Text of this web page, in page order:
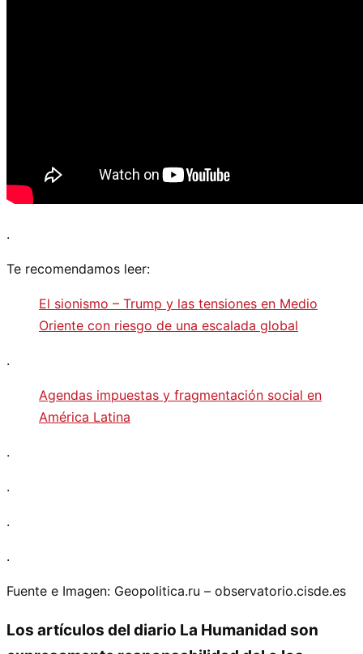
.
Te recomendamos leer:
El sionismo – Trump y las tensiones en Medio
Oriente con riesgo de una escalada global
.
Agendas impuestas y fragmentación social en
América Latina
.
.
.
.
Fuente e Imagen: Geopolitica.ru – observatorio.cisde.es
Los artículos del diario La Humanidad son